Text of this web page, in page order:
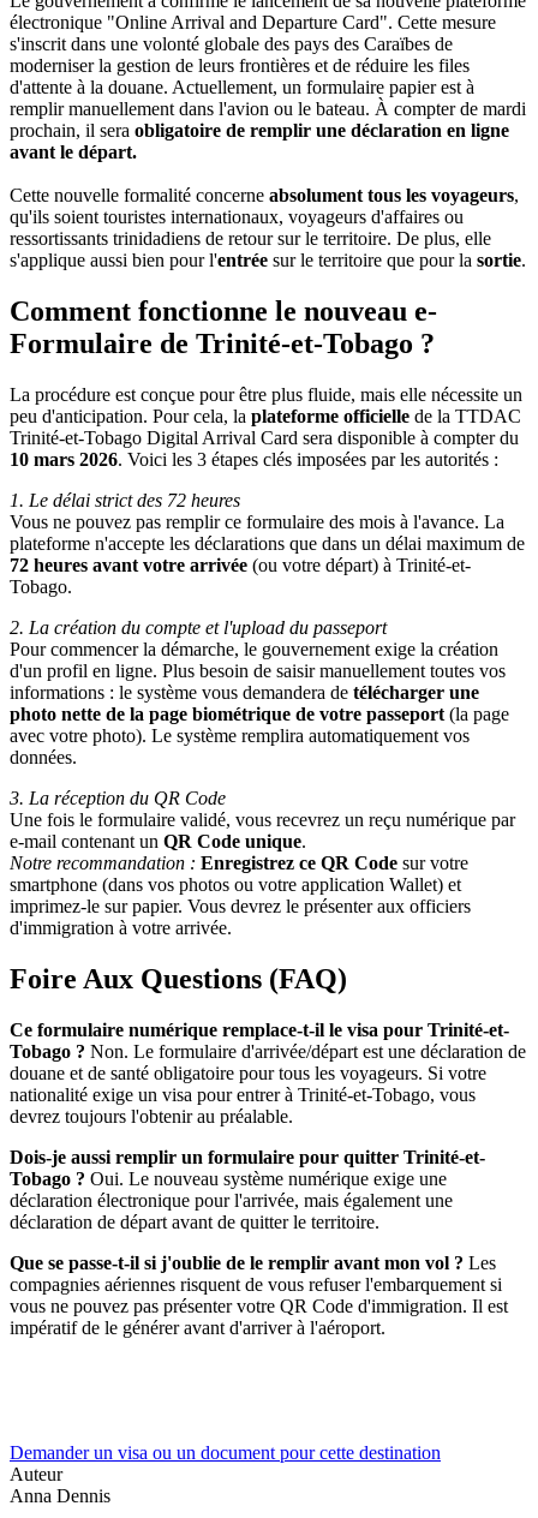
électronique "Online Arrival and Departure Card". Cette mesure
s'inscrit dans une volonté globale des pays des Caraïbes de
moderniser la gestion de leurs frontières et de réduire les files
d'attente à la douane. Actuellement, un formulaire papier est à
remplir manuellement dans l'avion ou le bateau. À compter de mardi
prochain, il sera obligatoire de remplir une déclaration en ligne
avant le départ.
Cette nouvelle formalité concerne absolument tous les voyageurs,
qu'ils soient touristes internationaux, voyageurs d'affaires ou
ressortissants trinidadiens de retour sur le territoire. De plus, elle
s'applique aussi bien pour l'entrée sur le territoire que pour la sortie.
Comment fonctionne le nouveau e-
Formulaire de Trinité-et-Tobago ?
La procédure est conçue pour être plus fluide, mais elle nécessite un
peu d'anticipation. Pour cela, la plateforme officielle de la TTDAC
Trinité-et-Tobago Digital Arrival Card sera disponible à compter du
10 mars 2026. Voici les 3 étapes clés imposées par les autorités :
1. Le délai strict des 72 heures
Vous ne pouvez pas remplir ce formulaire des mois à l'avance. La
plateforme n'accepte les déclarations que dans un délai maximum de
72 heures avant votre arrivée (ou votre départ) à Trinité-et-
Tobago.
2. La création du compte et l'upload du passeport
Pour commencer la démarche, le gouvernement exige la création
d'un profil en ligne. Plus besoin de saisir manuellement toutes vos
informations : le système vous demandera de télécharger une
photo nette de la page biométrique de votre passeport (la page
avec votre photo). Le système remplira automatiquement vos
données.
3. La réception du QR Code
Une fois le formulaire validé, vous recevrez un reçu numérique par
e-mail contenant un QR Code unique.
Notre recommandation : Enregistrez ce QR Code sur votre
smartphone (dans vos photos ou votre application Wallet) et
imprimez-le sur papier. Vous devrez le présenter aux officiers
d'immigration à votre arrivée.
Foire Aux Questions (FAQ)
Ce formulaire numérique remplace-t-il le visa pour Trinité-et-
Tobago ? Non. Le formulaire d'arrivée/départ est une déclaration de
douane et de santé obligatoire pour tous les voyageurs. Si votre
nationalité exige un visa pour entrer à Trinité-et-Tobago, vous
devrez toujours l'obtenir au préalable.
Dois-je aussi remplir un formulaire pour quitter Trinité-et-
Tobago ? Oui. Le nouveau système numérique exige une
déclaration électronique pour l'arrivée, mais également une
déclaration de départ avant de quitter le territoire.
Que se passe-t-il si j'oublie de le remplir avant mon vol ? Les
compagnies aériennes risquent de vous refuser l'embarquement si
vous ne pouvez pas présenter votre QR Code d'immigration. Il est
impératif de le générer avant d'arriver à l'aéroport.
Demander un visa ou un document pour cette destination
Auteur
Anna Dennis